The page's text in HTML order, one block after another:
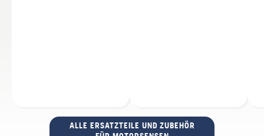
ALLE ERSATZTEILE UND ZUBEHÖR